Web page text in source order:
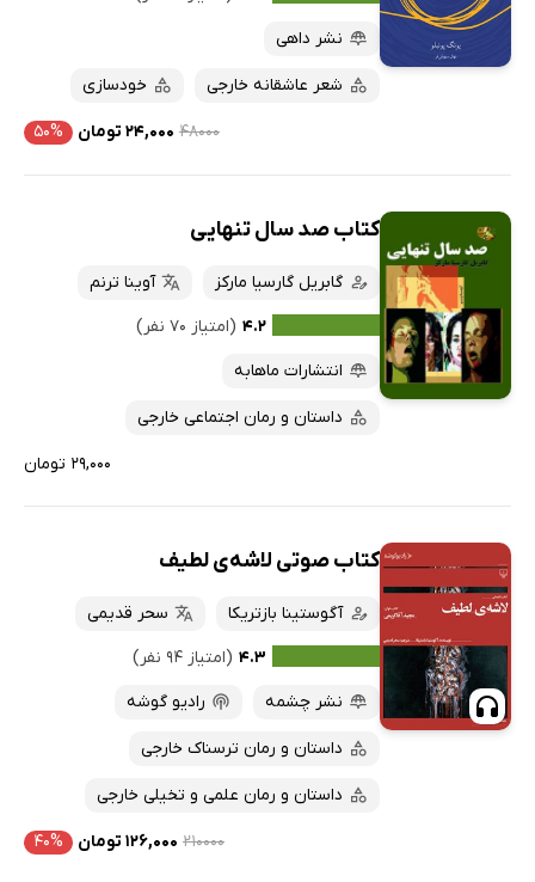
نشر داهی
شعر عاشقانه خارجی خودسازی
۴۸۰۰۰ ۲۴,۰۰۰ تومان ۵۰%
کتاب صد سال تنهایی
گابریل گارسیا مارکز
آوینا ترنم
۴.۲ (امتیاز ۷۰ نفر)
انتشارات ماهابه
داستان و رمان اجتماعی خارجی
۲۹,۰۰۰ تومان
کتاب صوتی لاشه‌ی لطیف
آگوستینا بازتریکا
سحر قدیمی
۴.۳ (امتیاز ۹۴ نفر)
نشر چشمه
رادیو گوشه
داستان و رمان ترسناک خارجی
داستان و رمان علمی و تخیلی خارجی
۲۱۰۰۰۰ ۱۲۶,۰۰۰ تومان ۴۰%